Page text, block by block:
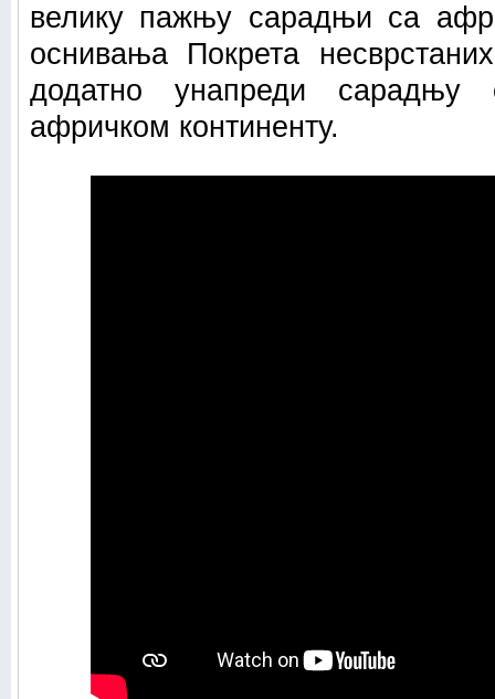
велику пажњу сарадњи са
оснивања Покрета
додатно унапреди
афричком континенту.